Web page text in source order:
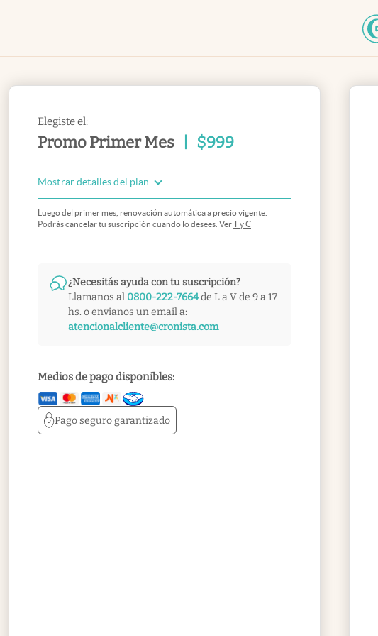
Elegiste el:
Promo Primer Mes $999
Mostrar detalles del plan
Luego del primer mes, renovación automática a precio vigente.
Podrás cancelar tu suscripción cuando lo desees. VerT y C
¿Necesitás ayuda con tu suscripción?
Llamanos al 0800-222-7664de L a V de 9 a 17
hs. o envianos un email a:
atencionalcliente@cronista.com
Medios de pago disponibles:
Pago segurogarantizado